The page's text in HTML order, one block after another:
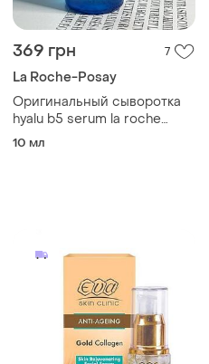
369 грн 7
La Roche-Posay
Оригинальный сыворотка
hyalu b5 serum la roche
posay
10 мл